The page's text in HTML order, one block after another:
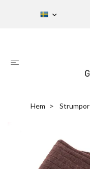
Hem Strumpor